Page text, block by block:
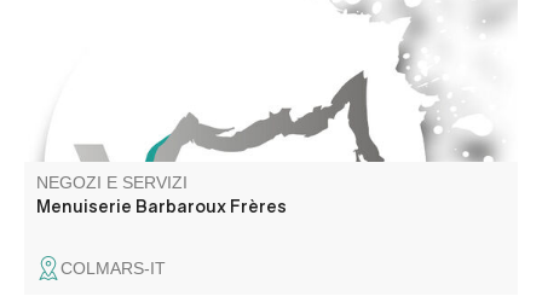
NEGOZI E SERVIZI
Menuiserie Barbaroux Frères
COLMARS-IT